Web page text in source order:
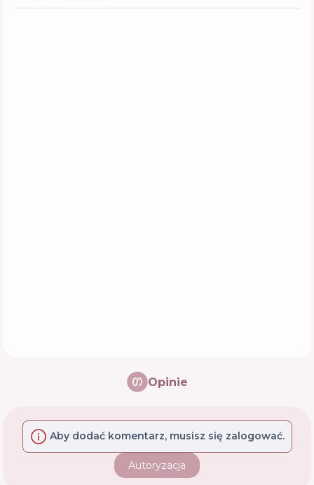
Opinie
Aby dodać komentarz, musisz się zalogować.
Autoryzacja